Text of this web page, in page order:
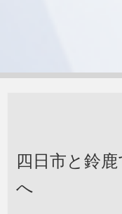
四日市と鈴
へ